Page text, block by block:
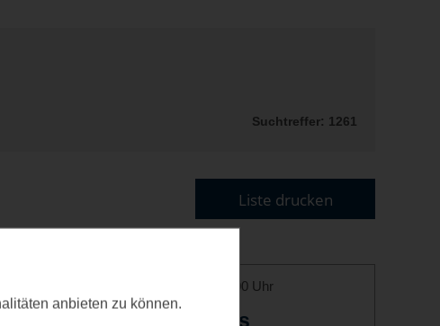
Suchtreffer: 1261
Liste drucken
Di. 01.06.2027, 10:15 Uhr - 11:00 Uhr
Aqua-Jogging-Kurs
anbieten zu können.